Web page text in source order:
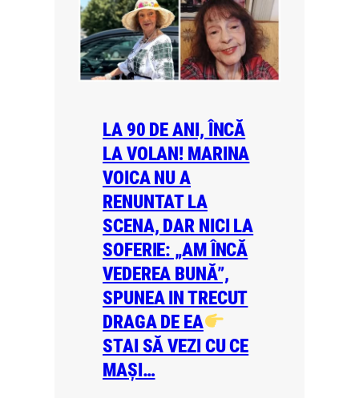
LA 90 DE ANI, ÎNCĂ
LA VOLAN! MARINA
VOICA NU A
RENUNTAT LA
SCENA, DAR NICI LA
SOFERIE: „AM ÎNCĂ
VEDEREA BUNĂ”,
SPUNEA IN TRECUT
DRAGA DE EA
STAI SĂ VEZI CU CE
MAȘI…